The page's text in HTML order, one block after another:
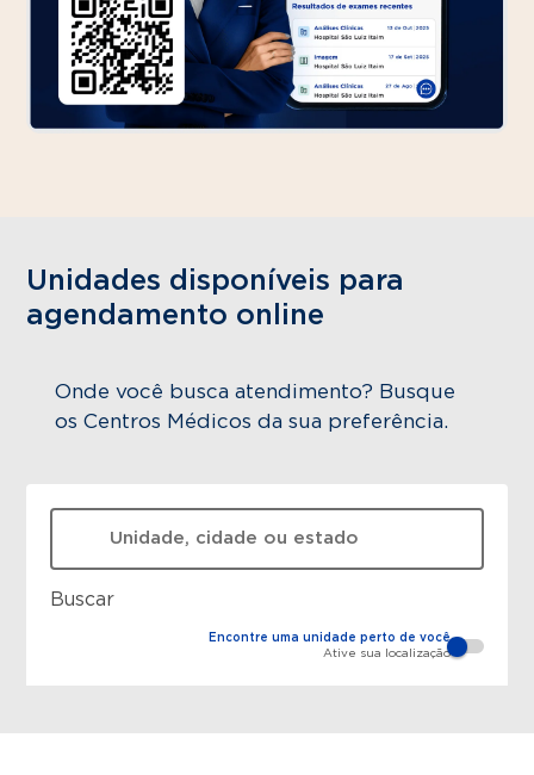
Unidades disponíveis para
agendamento online
Onde você busca atendimento? Busque
os Centros Médicos da sua preferência.
Encontre uma unidade perto de você
Ative sua localização
Buscar